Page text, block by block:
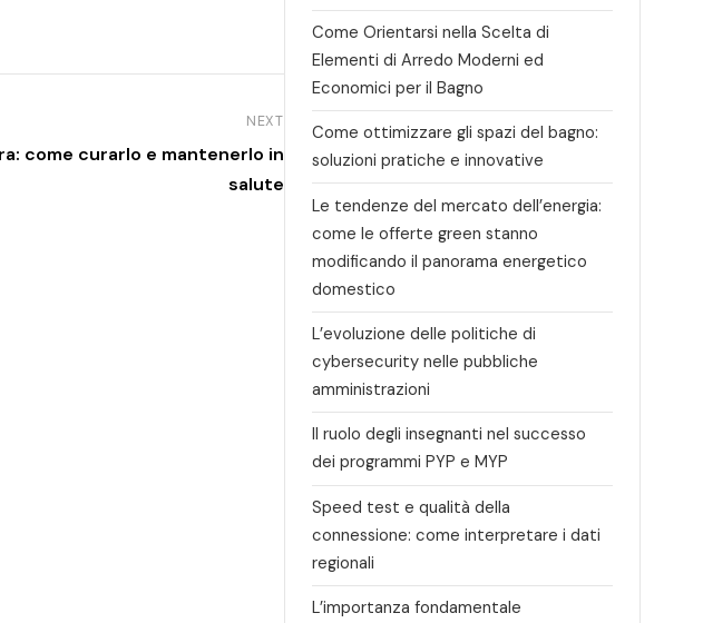
NEXT
come curarlo e mantenerlo in
salute
Come Orientarsi nella Scelta di
Elementi di Arredo Moderni ed
Economici per il Bagno
Come ottimizzare gli spazi del bagno:
soluzioni pratiche e innovative
Le tendenze del mercato dell’energia:
come le offerte green stanno
modificando il panorama energetico
domestico
L’evoluzione delle politiche di
cybersecurity nelle pubbliche
amministrazioni
Il ruolo degli insegnanti nel successo
dei programmi PYP e MYP
Speed test e qualità della
connessione: come interpretare i dati
regionali
L’importanza fondamentale